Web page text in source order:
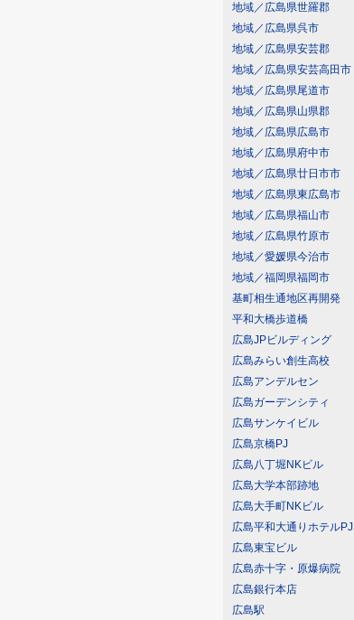
地域／広島県世羅郡
地域／広島県呉市
地域／広島県安芸郡
地域／広島県安芸高田市
地域／広島県尾道市
地域／広島県山県郡
地域／広島県広島市
地域／広島県府中市
地域／広島県廿日市市
地域／広島県東広島市
地域／広島県福山市
地域／広島県竹原市
地域／愛媛県今治市
地域／福岡県福岡市
基町相生通地区再開発
平和大橋歩道橋
広島JPビルディング
広島みらい創生高校
広島アンデルセン
広島ガーデンシティ
広島サンケイビル
広島京橋PJ
広島八丁堀NKビル
広島大学本部跡地
広島大手町NKビル
広島平和大通りホテルPJ
広島東宝ビル
広島赤十字・原爆病院
広島銀行本店
広島駅